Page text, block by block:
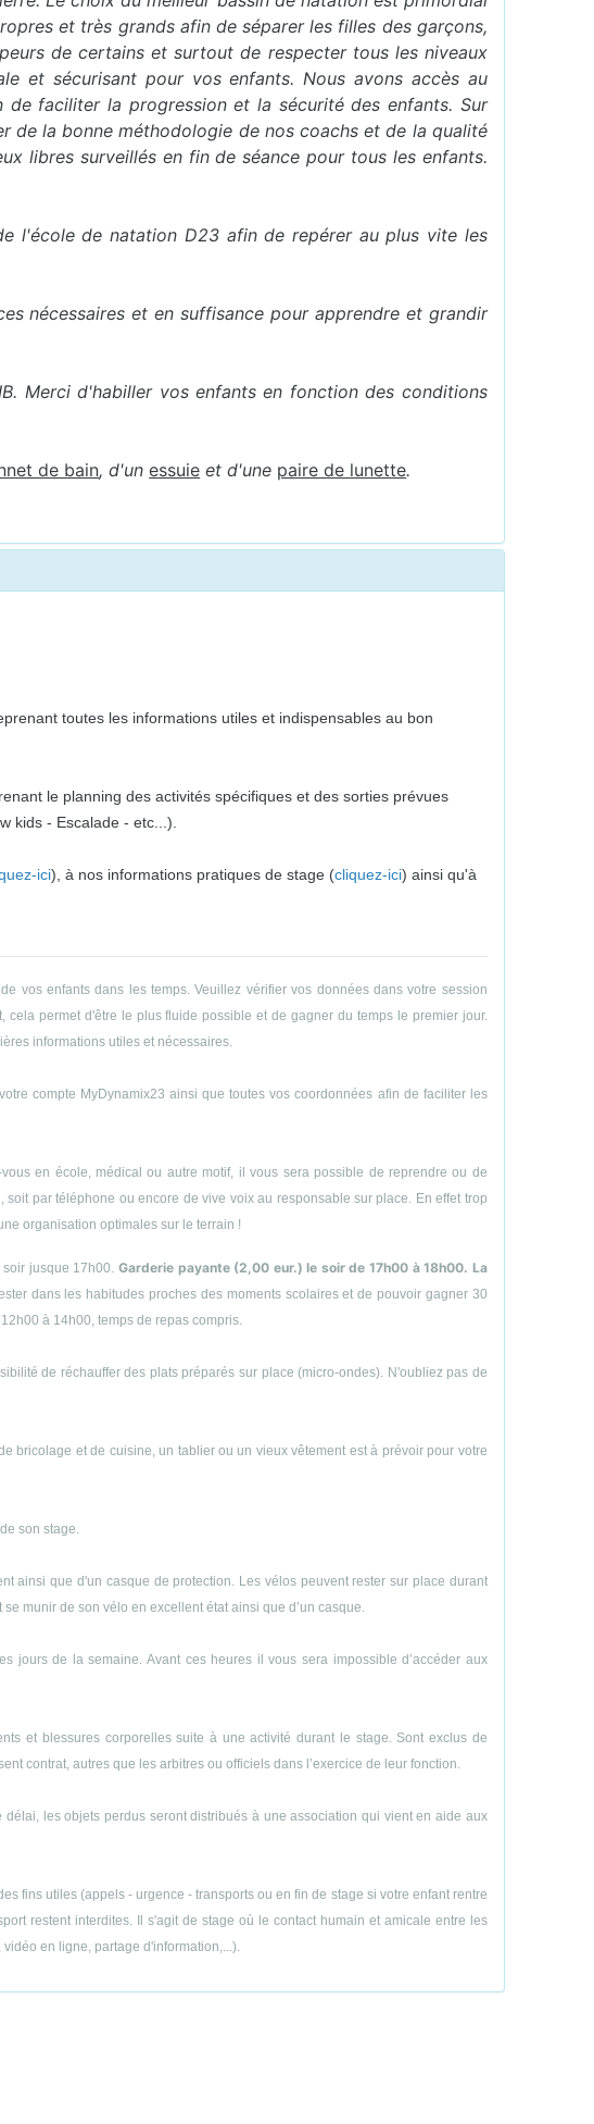
et très grands afin de séparer les filles des garçons,
de certains et surtout de respecter tous les niveaux
et sécurisant pour vos enfants. Nous avons accès au
de faciliter la progression et la sécurité des enfants. Sur
de la bonne méthodologie de nos coachs et de la qualité
libres surveillés en fin de séance pour tous les enfants.
l'école de natation D23 afin de repérer au plus vite les
nécessaires et en suffisance pour apprendre et grandir
Merci d'habiller vos enfants en fonction des conditions
de bain, d'unessuie et d'une paire de lunette.
toutes les informations utiles et indispensables au bon
le planning des activités spécifiques et des sorties prévues
kids - Escalade - etc...).
ici), à nos informations pratiques de stage (cliquez-ici) ainsi qu'à
vos enfants dans les temps. Veuillez vérifier vos données dans votre session
permet d'être le plus fluide possible et de gagner du temps le premier jour.
informations utiles et nécessaires.
compte MyDynamix23 ainsi que toutes vos coordonnées afin de faciliter les
en école, médical ou autre motif, il vous sera possible de reprendre ou de
par téléphone ou encore de vive voix au responsable sur place. En effet trop
organisation optimales sur le terrain !
jusque 17h00. Garderie payante (2,00 eur.) le soir de 17h00 à 18h00. La
dans les habitudes proches des moments scolaires et de pouvoir gagner 30
à 14h00, temps de repas compris.
de réchauffer des plats préparés sur place (micro-ondes). N'oubliez pas de
bricolage et de cuisine, un tablier ou un vieux vêtement est à prévoir pour votre
son stage.
ainsi que d'un casque de protection. Les vélos peuvent rester sur place durant
se munir de son vélo en excellent état ainsi que d’un casque.
jours de la semaine. Avant ces heures il vous sera impossible d’accéder aux
et blessures corporelles suite à une activité durant le stage. Sont exclus de
contrat, autres que les arbitres ou officiels dans l’exercice de leur fonction.
les objets perdus seront distribués à une association qui vient en aide aux
fins utiles (appels - urgence - transports ou en fin de stage si votre enfant rentre
restent interdites. Il s'agit de stage où le contact humain et amicale entre les
en ligne, partage d'information,...).